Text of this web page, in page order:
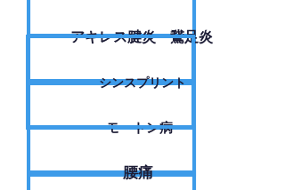
アキレス腱炎・鵞足炎
シンスプリント
モートン病
腰痛